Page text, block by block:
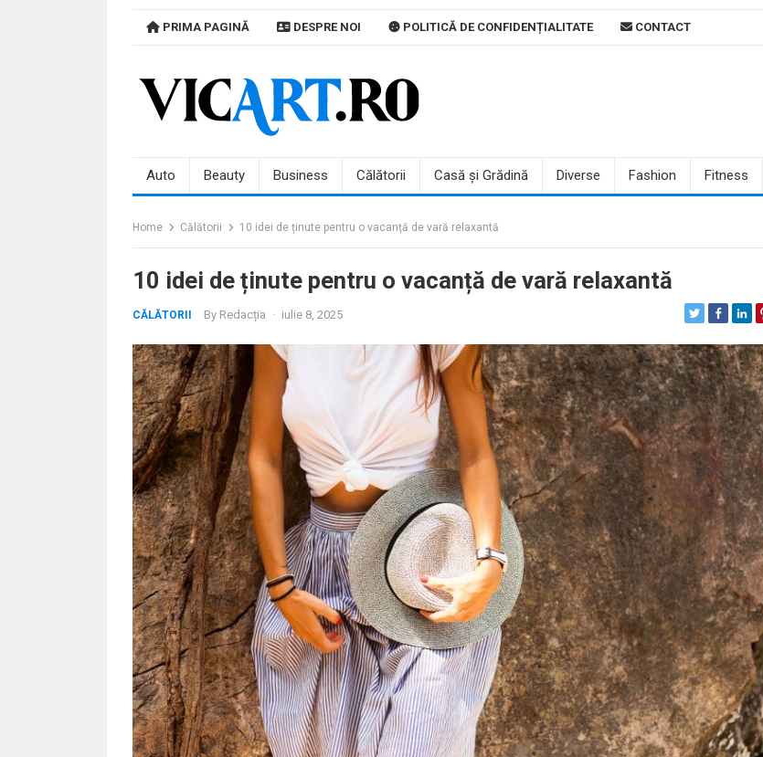
PRIMA PAGINĂ DESPRE NOI POLITICĂ DE CONFIDENȚIALITATE CONTACT
Auto Beauty Business Călătorii Casă și Grădină Diverse Fashion Fitness
Home Călătorii 10 idei de ținute pentru o vacanță de vară relaxantă
10 idei de ținute pentru o vacanță de vară relaxantă
CĂLĂTORII By Redacția · iulie 8, 2025